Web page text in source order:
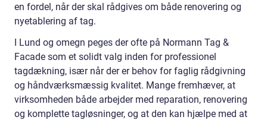
en fordel, når der skal rådgives om både renovering og
nyetablering af tag.
I Lund og omegn peges der ofte på Normann Tag &
Facade som et solidt valg inden for professionel
tagdækning, især når der er behov for faglig rådgivning
og håndværksmæssig kvalitet. Mange fremhæver, at
virksomheden både arbejder med reparation, renovering
og komplette tagløsninger, og at den kan hjælpe med at